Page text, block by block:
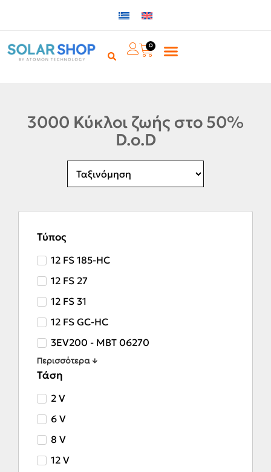
0
3000 Κύκλοι ζωής στο 50%
D.o.D
Τύπος
12 FS 185-HC
12 FS 27
12 FS 31
12 FS GC-HC
3EV200 - MBT 06270
Περισσότερα ↓
Τάση
2 V
6 V
8 V
12 V